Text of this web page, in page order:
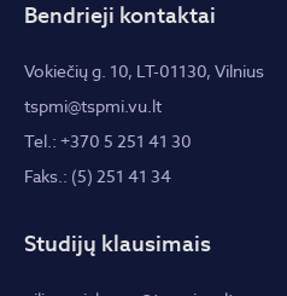
Bendrieji kontaktai
Vokiečių g. 10, LT-01130, Vilnius
tspmi@tspmi.vu.lt
Tel.: +370 5 251 41 30
Faks.: (5) 251 41 34
Studijų klausimais